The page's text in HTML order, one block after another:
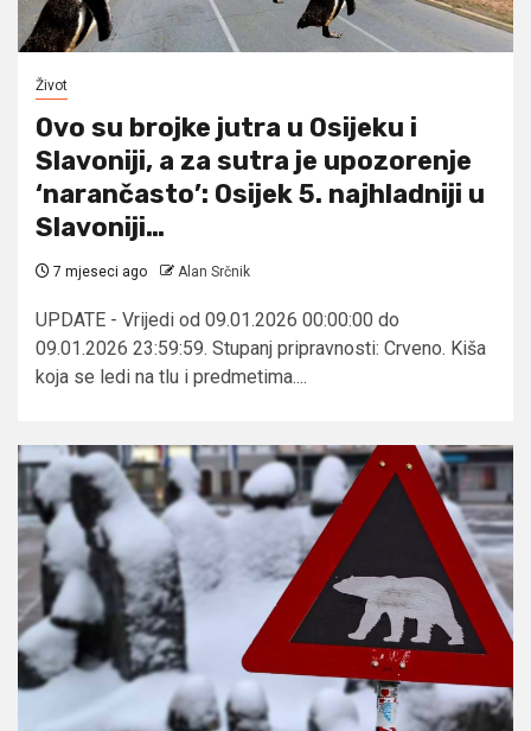
Život
Ovo su brojke jutra u Osijeku i
Slavoniji, a za sutra je upozorenje
‘narančasto’: Osijek 5. najhladniji u
Slavoniji…
7 mjeseci ago Alan Srčnik
UPDATE - Vrijedi od 09.01.2026 00:00:00 do
09.01.2026 23:59:59. Stupanj pripravnosti: Crveno. Kiša
koja se ledi na tlu i predmetima....